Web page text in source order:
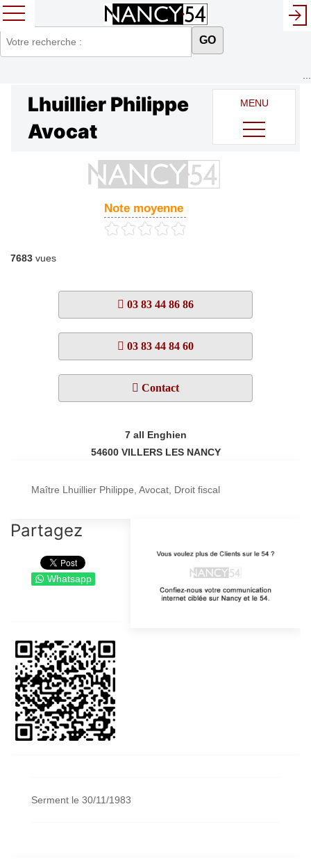
GO
Lhuillier Philippe
Avocat
Note moyenne
7683 vues
03 83 44 86 86
03 83 44 84 60
Contact
7 all Enghien
54600 VILLERS LES NANCY
Maître Lhuillier Philippe, Avocat, Droit fiscal
Partagez
Whatsapp
Serment le 30/11/1983